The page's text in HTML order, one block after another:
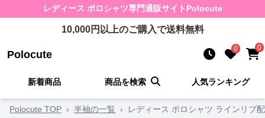
レディース ポロシャツ専門通販サイト Polocute
10,000円以上のご購入で送料無料
Polocute 0 0
新着商品 商品を検索 人気ランキング
Polocute TOP › 半袖の一覧 › レディース ポロシャツ ラインリブ